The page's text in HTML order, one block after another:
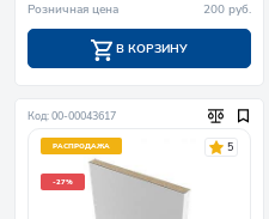
Розничная цена
200 руб.
В КОРЗИНУ
Код: 00-00043617
РАСПРОДАЖА
-27%
5